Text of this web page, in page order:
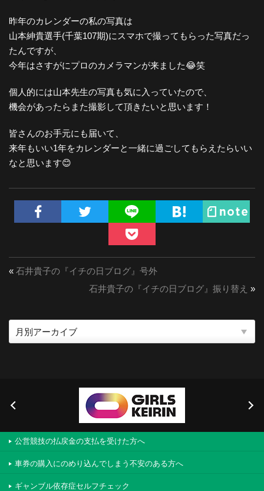
昨年のカレンダーの私の写真は
山本紳貴選手(千葉107期)にスマホで撮ってもらった写真だっ
たんですが、
今年はさすがにプロのカメラマンが来ました😂笑
個人的には山本先生の写真も気に入っていたので、
機会があったらまた撮影して頂きたいと思います！
皆さんのお手元にも届いて、
来年もいい1年をカレンダーと一緒に過ごしてもらえたらいい
なと思います😊
« 石井貴子の『イチの日ブログ』号外
石井貴子の『イチの日ブログ』振り替え »
公営競技の払戻金の支払を受けた方へ
車券の購入にのめり込んでしまう不安のある方へ
ギャンブル依存症セルフチェック